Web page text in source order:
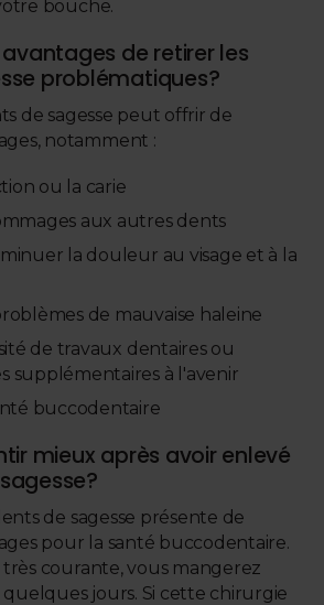
bouche.
de retirer les
problématiques?
de sagesse peut offrir de
notamment :
ou la carie
aux autres dents
la douleur au visage et à la
de mauvaise haleine
de travaux dentaires ou
supplémentaires à l'avenir
buccodentaire
mieux après avoir enlevé
de sagesse présente de
pour la santé buccodentaire.
courante, vous mangerez
jours. Si cette chirurgie